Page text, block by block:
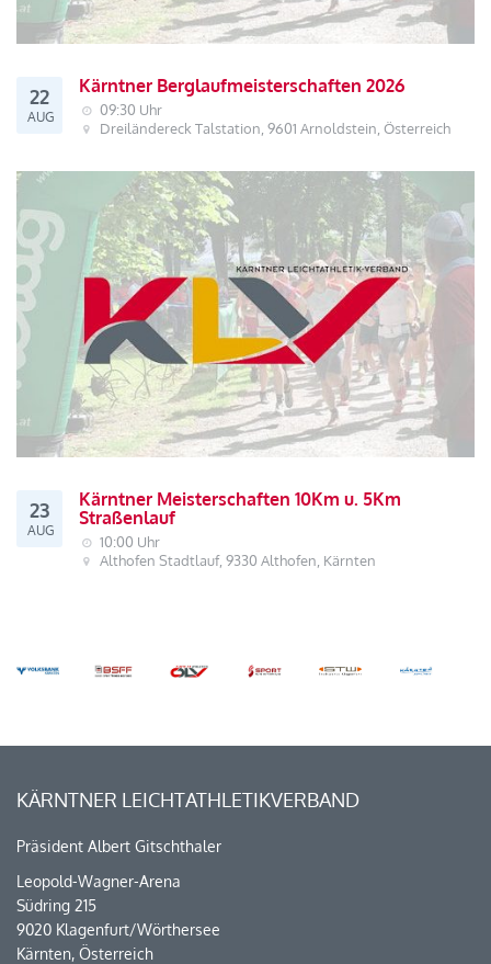
22
AUG
Kärntner Berglaufmeisterschaften 2026
09:30 Uhr
Dreiländereck Talstation, 9601 Arnoldstein, Österreich
23
AUG
Kärntner Meisterschaften 10Km u. 5Km
Straßenlauf
10:00 Uhr
Althofen Stadtlauf, 9330 Althofen, Kärnten
KÄRNTNER LEICHTATHLETIKVERBAND
Präsident Albert Gitschthaler
Leopold-Wagner-Arena
Südring 215
9020 Klagenfurt/Wörthersee
Kärnten, Österreich